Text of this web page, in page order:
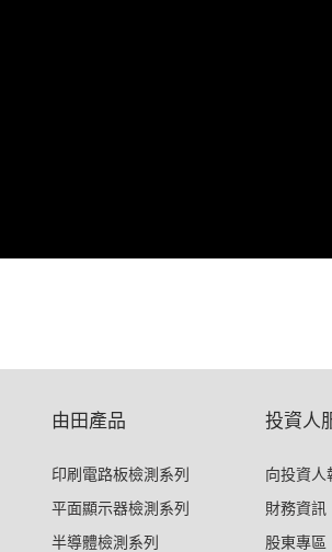
由田產品
印刷電路板檢測系列
平面顯示器檢測系列
半導體檢測系列
投資人
向投資人
財務資訊
股東專區